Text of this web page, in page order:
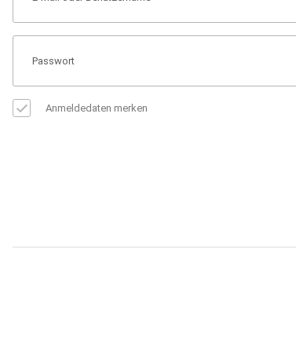
Anmeldedaten merken